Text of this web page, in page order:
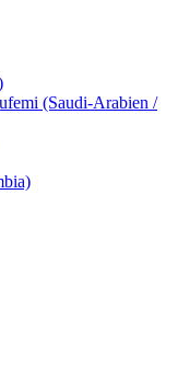
(Saudi-Arabien /